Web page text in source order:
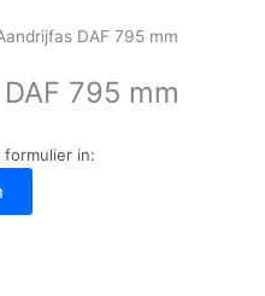
DAF 795 mm
795 mm
in: